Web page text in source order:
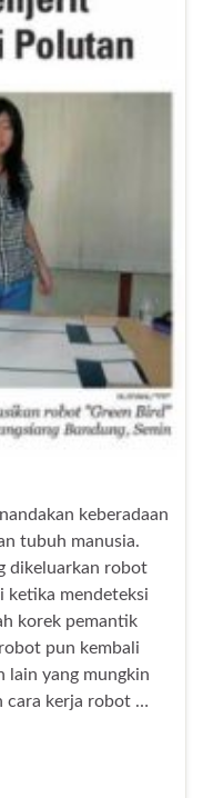
keberadaan
tubuh manusia.
dikeluarkan robot
ketika mendeteksi
korek pemantik
pun kembali
lain yang mungkin
cara kerja robot …